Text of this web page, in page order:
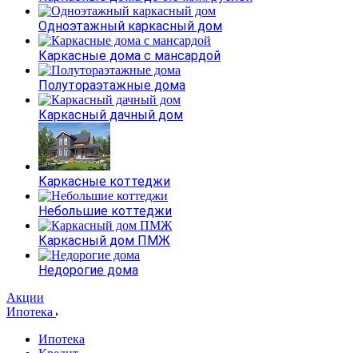
Одноэтажный каркасный дом
Каркасные дома с мансардой
Полутораэтажные дома
Каркасный дачный дом
Каркасные коттеджи
Небольшие коттеджи
Каркасный дом ПМЖ
Недорогие дома
Акции
Ипотека
Ипотека